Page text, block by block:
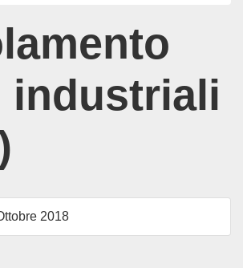
industriali
2018